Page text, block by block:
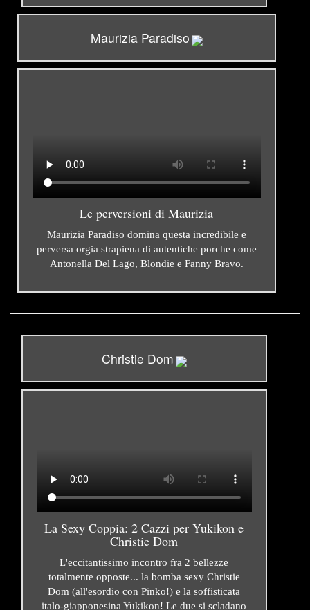
Maurizia Paradiso
Le perversioni di Maurizia
Maurizia Paradiso domina questa incredibile e
perversa orgia strapiena di autentiche porche come
Antonella Del Lago, Blondie e Fanny Bravo.
Christie Dom
La Sexy Coppia: 2 Cazzi per Yukikon e
Christie Dom
L'eccitantissimo incontro fra 2 bellezze
totalmente opposte... la bomba sexy Christie
Dom (all'esordio con Pinko!) e la soffisticata
italo-giapponesina Yukikon! Le due si scladano